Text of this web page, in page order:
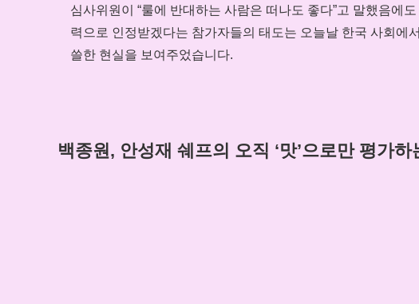
심사위원이 “룰에 반대하는 사람은 떠나도 좋다”고 말했음에
력으로 인정받겠다는 참가자들의 태도는 오늘날 한국 사회에
쓸한 현실을 보여주었습니다.
백종원, 안성재 쉐프의 오직 ‘맛’으로만 평가하